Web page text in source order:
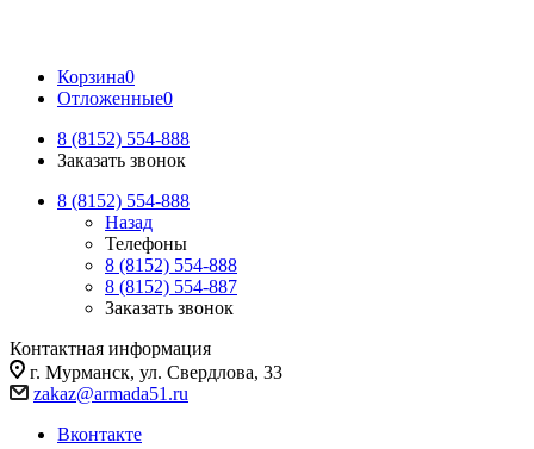
Корзина0
Отложенные0
8 (8152) 554-888
Заказать звонок
8 (8152) 554-888
Назад
Телефоны
8 (8152) 554-888
8 (8152) 554-887
Заказать звонок
Контактная информация
г. Мурманск, ул. Свердлова, 33
zakaz@armada51.ru
Вконтакте